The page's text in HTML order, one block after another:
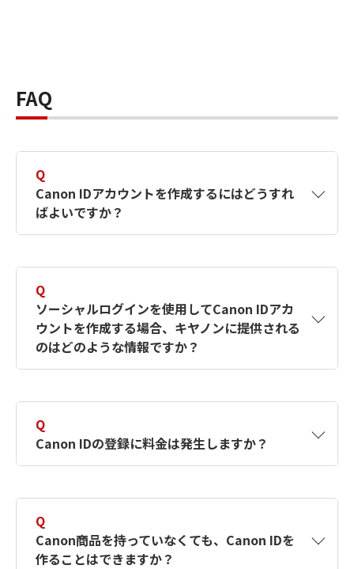
FAQ
Q
Canon IDアカウントを作成するにはどうすれ
ばよいですか？
す。詳しい作成方法は【カメラ】Canon IDとは
何ですか？Canon IDの作成方法は？をご確認く
ださい。
Q
ソーシャルログインを使用してCanon IDアカ
ウントを作成する場合、キヤノンに提供される
のはどのような情報ですか？
択したサービスから取得します。アカウントを
簡単に作成できるように、この情報を使用して
Canon IDの登録フォームを入力します。
Q
Canon IDの登録に料金は発生しますか？
Q
Canon商品を持っていなくても、Canon IDを
作ることはできますか？